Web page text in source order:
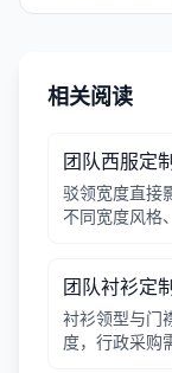
相关阅读
团队西服定
驳领宽度直接
不同宽度风格
团队衬衫定
衬衫领型与门
度，行政采购